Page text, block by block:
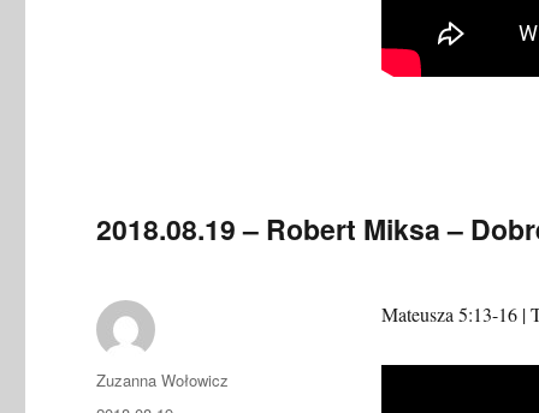
2018.08.19 – Robert Miksa –
Mateusza 5:13-16 |
Autor
Zuzanna Wołowicz